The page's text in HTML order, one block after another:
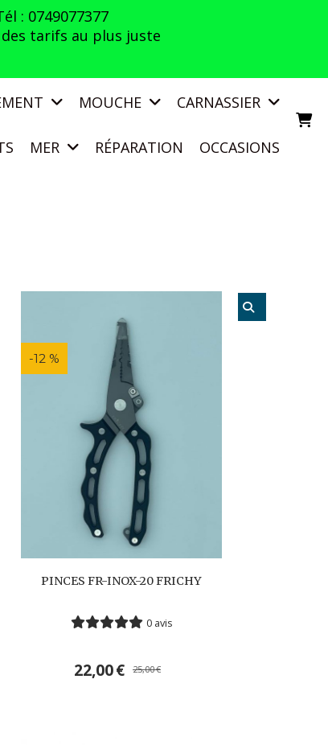
: 0749077377
tarifs au plus juste
MOUCHE CARNASSIER
MER RÉPARATION OCCASIONS
-12 %
PINCES FR-INOX-20 FRICHY
0 avis
22,00€ 25,00€